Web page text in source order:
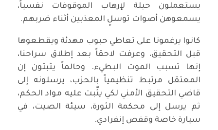
يستعملون حيلة لإرهاب الموقوفات نفسياً،
يسمعوهن أصوات توسلٍ المعذبين أثناء ضربهم.
كانوا يرغمونا على تعاطي حبوب مهدئة ويقطعوها
قبل التحقيق، وعرفت لاحقاً بعد إطلاق سراحنا،
إنها تسبب الموت البطيء. وحالماً يثبتون إن
المعتقل مرتبط تنظيمياً بالحزب، يرسلونه إلى
قاضي التحقيق الأمني لكي يثّبت عليه مواد الحكم،
ثم يرسل إلى محكمة الثورة، سيئة الصيت، في
سيارة خاصة وقفص إنفرادي.